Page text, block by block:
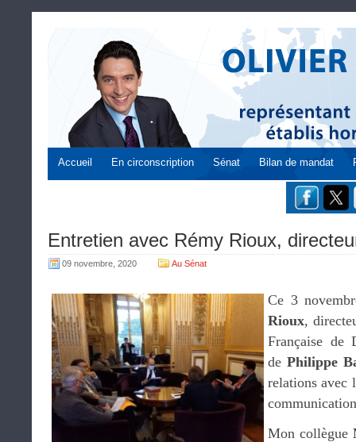
Accueil En circonscription Sénat Bilan de mandat
Entretien avec Rémy Rioux,
09 novembre, 2020 Au Sénat
Ce 3
Rioux,
Française de
dePhilippe
relations avec
Mon collègue